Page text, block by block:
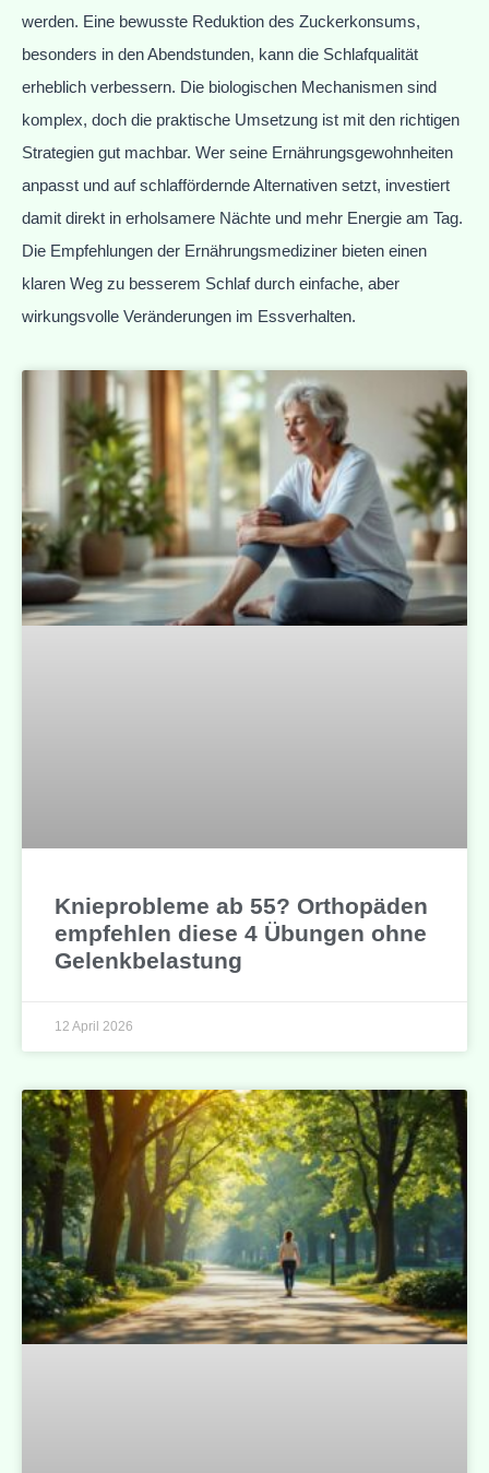
Knieprobleme ab 55? Orthopäden
empfehlen diese 4 Übungen ohne
Gelenkbelastung
12 April 2026
werden. Eine bewusste Reduktion des Zuckerkonsums,
besonders in den Abendstunden, kann die Schlafqualität
erheblich verbessern. Die biologischen Mechanismen sind
komplex, doch die praktische Umsetzung ist mit den richtigen
Strategien gut machbar. Wer seine Ernährungsgewohnheiten
anpasst und auf schlaffördernde Alternativen setzt, investiert
damit direkt in erholsamere Nächte und mehr Energie am Tag.
Die Empfehlungen der Ernährungsmediziner bieten einen
klaren Weg zu besserem Schlaf durch einfache, aber
wirkungsvolle Veränderungen im Essverhalten.